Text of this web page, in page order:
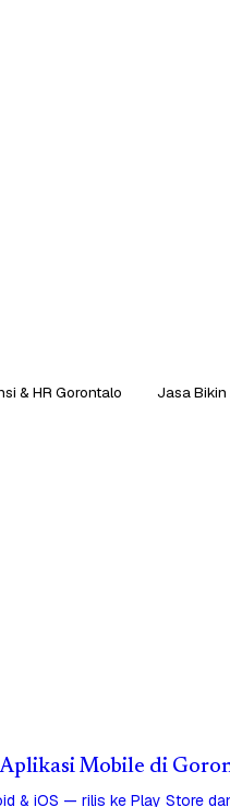
& HR Gorontalo
Jasa Bikin
Aplikasi Mobile di
& iOS — rilis ke Play Store